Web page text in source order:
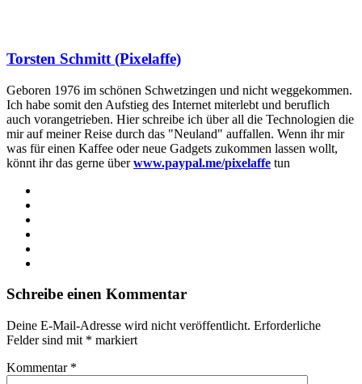
Torsten Schmitt (Pixelaffe)
Geboren 1976 im schönen Schwetzingen und nicht weggekommen.
Ich habe somit den Aufstieg des Internet miterlebt und beruflich
auch vorangetrieben. Hier schreibe ich über all die Technologien die
mir auf meiner Reise durch das "Neuland" auffallen. Wenn ihr mir
was für einen Kaffee oder neue Gadgets zukommen lassen wollt,
könnt ihr das gerne überwww.paypal.me/pixelaffe tun
Schreibe einen Kommentar
Deine E-Mail-Adresse wird nicht veröffentlicht. Erforderliche
Felder sind mit * markiert
Kommentar *